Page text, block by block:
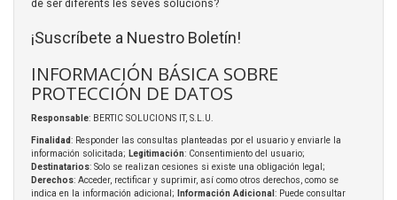
de ser diferents les seves solucions?
¡Suscríbete a Nuestro Boletín!
INFORMACIÓN BÁSICA SOBRE
PROTECCIÓN DE DATOS
Responsable: BERTIC SOLUCIONS IT, S.L.U.
Finalidad: Responder las consultas planteadas por el usuario y enviarle la
información solicitada; Legitimación: Consentimiento del usuario;
Destinatarios: Solo se realizan cesiones si existe una obligación legal;
Derechos: Acceder, rectificar y suprimir, así como otros derechos, como se
indica en la información adicional;
Información Adicional : Puede consultar